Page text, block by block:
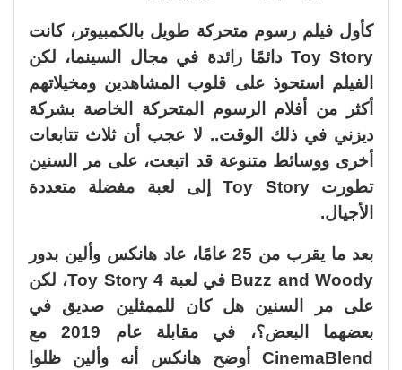
كأول فيلم رسوم متحركة طويل بالكمبيوتر، كانت
Toy Story دائمًا رائدة في مجال السينما، لكن
الفيلم استحوذ على قلوب المشاهدين ومخيلاتهم
أكثر من أفلام الرسوم المتحركة الخاصة بشركة
ديزني في ذلك الوقت.. لا عجب أن ثلاث تتابعات
أخرى ووسائط متنوعة قد اتبعت، على مر السنين
تطورت Toy Story إلى لعبة مفضلة متعددة
الأجيال.
بعد ما يقرب من 25 عامًا، عاد هانكس وألين بدور
Buzz and Woody في لعبة Toy Story 4، لكن
على مر السنين هل كان للممثلين صديق في
بعضهما البعض؟، في مقابلة عام 2019 مع
CinemaBlend أوضح هانكس أنه وألين ظلوا